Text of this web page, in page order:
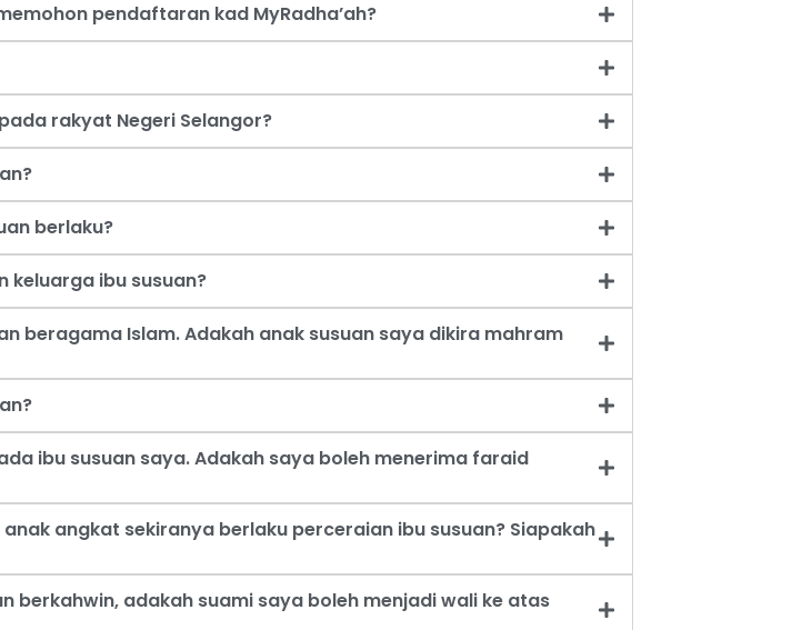
pendaftaran kad MyRadha’ah?
rakyat Negeri Selangor?
berlaku?
keluarga ibu susuan?
beragama Islam. Adakah anak susuan saya dikira mahram
ibu susuan saya. Adakah saya boleh menerima faraid
angkat sekiranya berlaku perceraian ibu susuan? Siapakah
berkahwin, adakah suami saya boleh menjadi wali ke atas